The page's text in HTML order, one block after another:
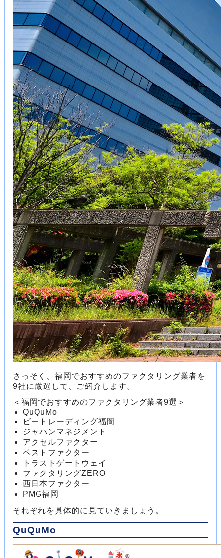
さっそく、福岡でおすすめのファクタリング業者を
9社に厳選して、ご紹介します。
＜福岡でおすすめのファクタリング業者9選＞
QuQuMo
ビートレーディング福岡
ジャパンマネジメント
アクセルファクター
ベストファクター
トラストゲートウェイ
ファクタリングZERO
西日本ファクター
PMG福岡
それぞれを具体的に見ていきましょう。
QuQuMo